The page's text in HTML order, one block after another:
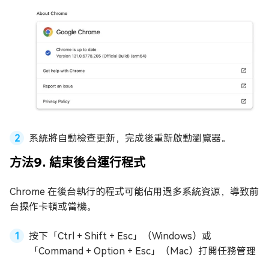
系統將自動檢查更新，完成後重新啟動瀏覽器。
方法9. 結束後台運行程式
Chrome 在後台執行的程式可能佔用過多系統資源，導致前
台操作卡頓或當機。
按下「Ctrl + Shift + Esc」（Windows）或
「Command + Option + Esc」（Mac）打開任務管理